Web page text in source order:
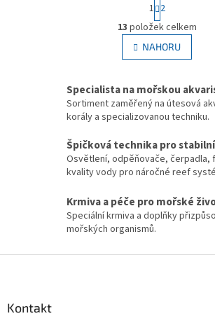
O
v
l
á
a
c
í
r
v
k
y
ý
p
u
t
r
á
n
k
v
á
n
í
1 2
13 položek celkem
NAHORU
Specialista na mořskou
Sortiment zaměřený na útesová
korály a specializovanou techniku.
Špičková technika pro
Osvětlení, odpěňovače, čerpadla,
kvality vody pro náročné reef
Krmiva a péče pro mořské
Speciální krmiva a doplňky
mořských organismů.
Kontakt